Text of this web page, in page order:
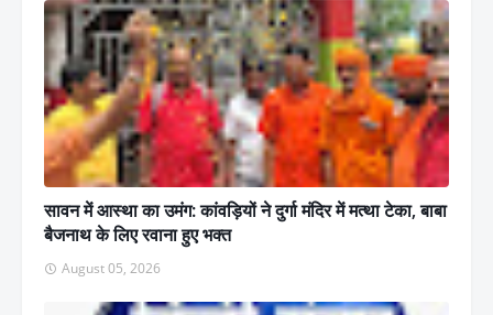
सावन में आस्था का उमंग: कांवड़ियों ने दुर्गा मंदिर में मत्था टेका, बाबा
बैजनाथ के लिए रवाना हुए भक्त
August 05, 2026